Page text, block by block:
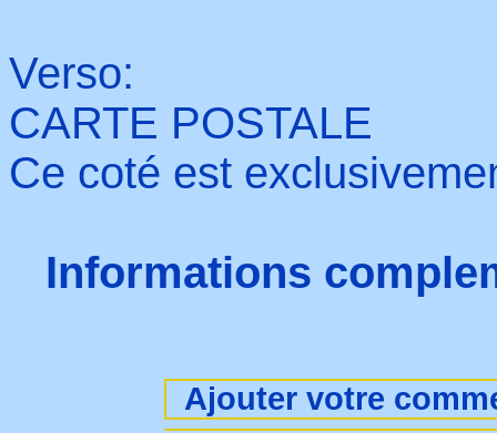
Verso:
CARTE POSTALE
Ce coté est
Informations
Ajouter votre